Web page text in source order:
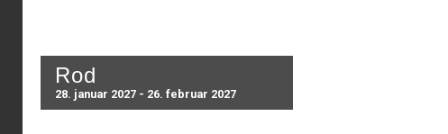
Rod
28. januar 2027 - 26. februar 2027